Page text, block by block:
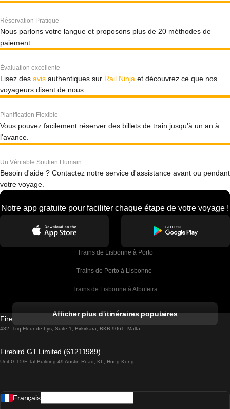
Réservation Pratique
Nous parlons votre langue et proposons plus de 20 méthodes de
paiement.
Évaluation excellente
Lisez des avis authentiques sur Rail Ninja et découvrez ce que nos
voyageurs disent de nous.
Planification Flexible
Vous pouvez facilement réserver des billets de train jusqu'à un an à
l'avance.
Un Véritable Soutien Humain
Besoin d'aide ? Contactez notre service d'assistance avant ou pendant
votre voyage.
Notre app gratuite pour faciliter chaque étape de votre voyage !
Trains de Lisbonne à Porto
Trains de Porto à Lisbonne
Trains de Lisbonne à Albufeira
Trains de Lisbonne à Lagos
Trains de Lisbonne à Madrid
Afficher plus d'itinéraires populaires
Firebird GT Limited (OC 1451)
432, Triq Fleur de Lys, Suite 1, Birkirkara, BKR 9061, Malta
Firebird GT Limited (61211989)
Unit G 15/F Tal Building 49 Austin Road, KL, Hong Kong
Français